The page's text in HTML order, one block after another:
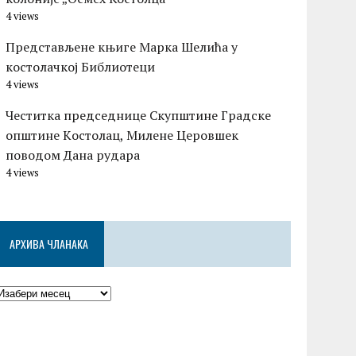
4 views
Представљене књиге Марка Шелића у
костолачкој Библиотеци
4 views
Честитка председнице Скупштине Градске
општине Kостолац, Милене Церовшек
поводом Дана рудара
4 views
АРХИВА ЧЛАНАКА